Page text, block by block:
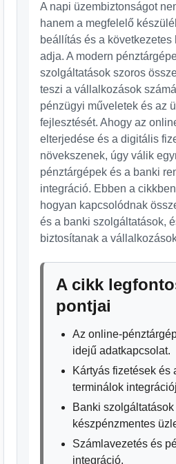
A napi üzembiztonságot
hanem a megfelelő
beállítás és a következetes
adja. A modern
szolgáltatások szoros
teszi a vállalkozások
pénzügyi műveletek és az
fejlesztését. Ahogy az
elterjedése és a digitális
növekszenek, úgy válik
pénztárgépek és a banki
integráció. Ebben a
hogyan kapcsolódnak
és a banki szolgáltatások,
biztosítanak a
A cikk
pontjai
Az online-
idejű adatkapcsolat.
Kártyás fizetések és
terminálok
Banki szolgáltatások
készpénzmentes
Számlavezetés és
integráció.